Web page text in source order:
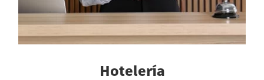
Hotelería